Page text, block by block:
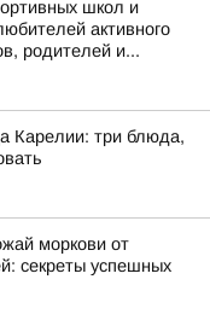
школ и
активного
родителей и...
Карелии: три блюда,
моркови от
секреты успешных